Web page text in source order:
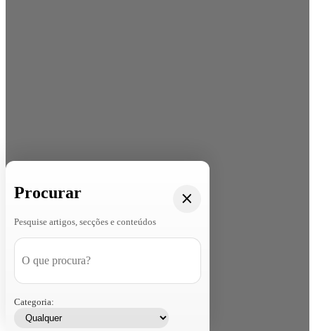
Procurar
Pesquise artigos, secções e conteúdos
Categoria: